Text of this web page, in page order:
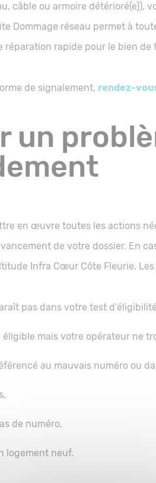
câble ou armoire détérioré(e)),
Dommage réseau permet à
réparation rapide pour le bien de
de signalement, rendez-
un
en œuvre toutes les actions
de votre dossier. En
Infra Cœur Côte Fleurie.
pas dans votre test
éligible mais votre opérateur ne
au mauvais numéro ou
de numéro,
logement neuf.